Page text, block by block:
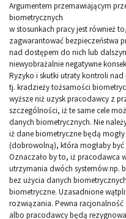
Argumentem przemawiającym
biometrycznych
w stosunkach pracy jest również
zagwarantować bezpieczeństwa
nad dostępem do nich lub
niewyobrażalnie negatywne
Ryzyko i skutki utraty kontroli
tj. kradzieży tożsamości
wyższe niż uzysk pracodawcy z
szczególności, iż te same cele
danych biometrycznych. Nie
iż dane biometryczne będą
(dobrowolną), która mogłaby
Oznaczało by to, iż pracodawca
utrzymania dwóch systemów np.
bez użycia danych
biometryczne. Uzasadnione
rozwiązania. Pewna
albo pracodawcy będą